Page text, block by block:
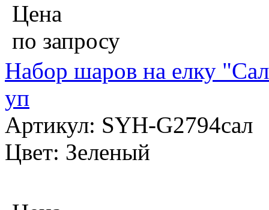
Цена
по запросу
Набор шаров на елку
уп
Артикул: SYH-G2794сал
Цвет: Зеленый